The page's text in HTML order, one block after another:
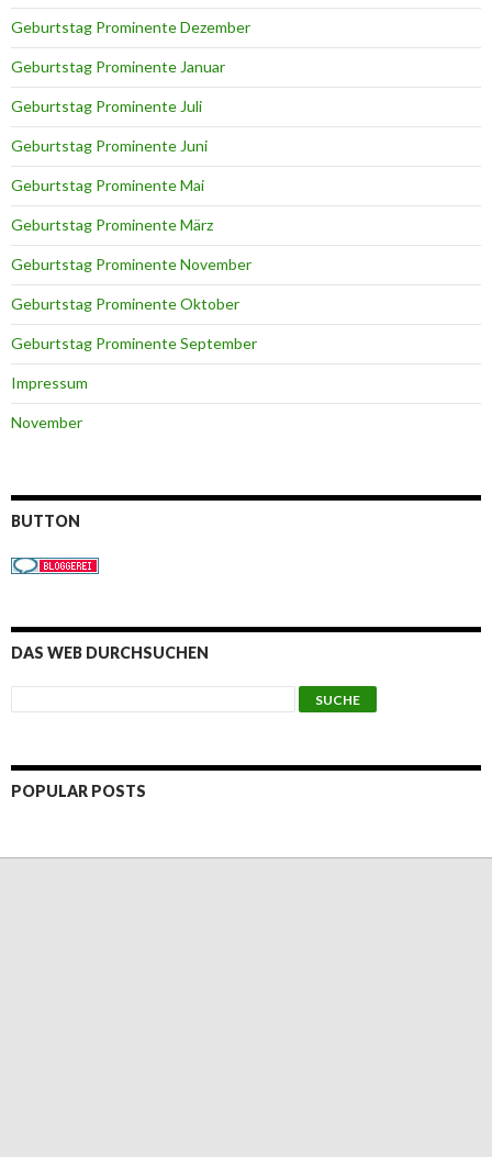
Geburtstag Prominente Dezember
Geburtstag Prominente Januar
Geburtstag Prominente Juli
Geburtstag Prominente Juni
Geburtstag Prominente Mai
Geburtstag Prominente März
Geburtstag Prominente November
Geburtstag Prominente Oktober
Geburtstag Prominente September
Impressum
November
BUTTON
DAS WEB DURCHSUCHEN
POPULAR POSTS